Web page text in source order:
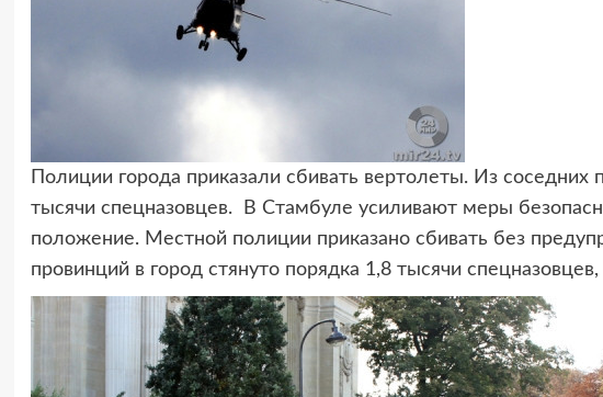
Полиции города приказали сбивать вертолеты. Из соседних
тысячи спецназовцев.
В Стамбуле усиливают меры
положение. Местной полиции приказано сбивать без
провинций в город стянуто порядка 1,8 тысячи